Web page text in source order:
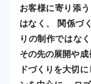
お客様に寄り添
はなく、 関係づ
りの制作ではな
その先の展開や
ドづくりを大切